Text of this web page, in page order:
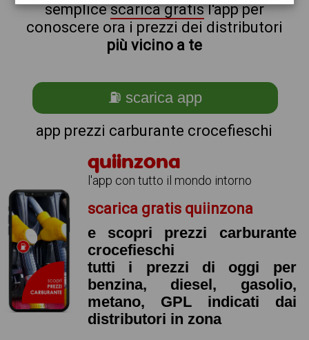
semplicescarica gratisl'app per
conoscere ora i prezzi dei distributori
più vicino a te
⛽ scarica app
app prezzi carburante crocefieschi
quiinzona
l'app con tutto il mondo intorno
scarica gratis quiinzona
e scopri prezzi carburante
crocefieschi
tutti i prezzi di oggi per
benzina, diesel, gasolio,
metano, GPL indicati dai
distributori in zona